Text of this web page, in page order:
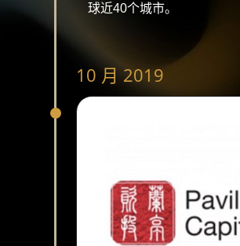
球近40个城市。
10 月 2019